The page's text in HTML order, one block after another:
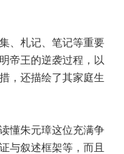
、札记、笔记等重要
帝王的逆袭过程，以
，还描绘了其家庭生
懂朱元璋这位充满争
与叙述框架等，而且